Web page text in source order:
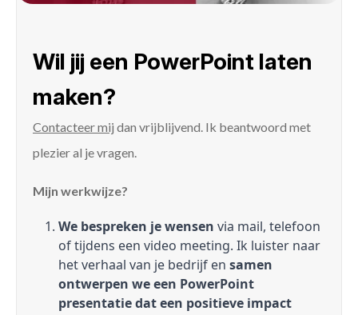
Wil jij een PowerPoint laten
maken?
Contacteer mij dan vrijblijvend. Ik beantwoord met
plezier al je vragen.
Mijn werkwijze?
We bespreken je wensen via mail, telefoon
of tijdens een video meeting. Ik luister naar
het verhaal van je bedrijf en samen
ontwerpen we een PowerPoint
presentatie dat een positieve impact